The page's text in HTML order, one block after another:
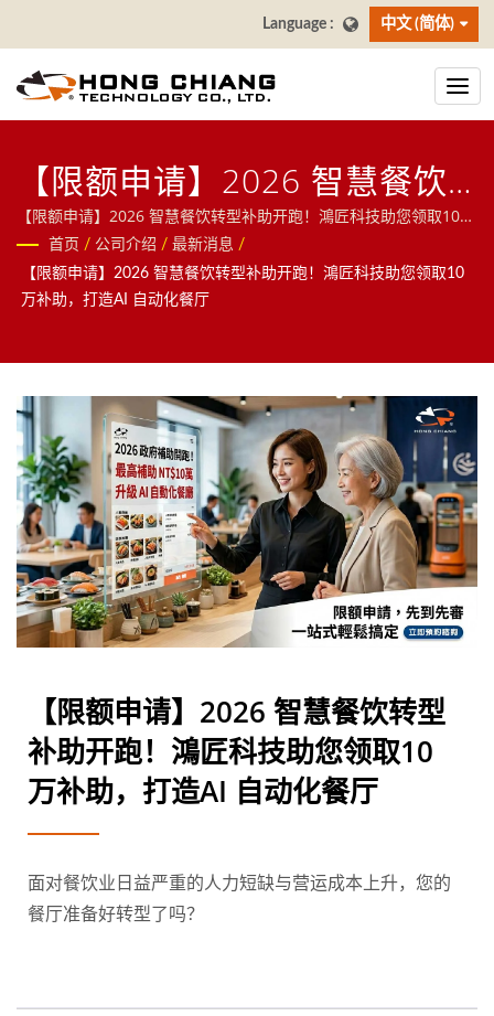
中文 (简体)
【限额申请】2026 智慧餐饮
转型补助开跑！鴻匠科技助您
领取10 万补助，打造AI 自动
化餐厅
【限额申请】2026 智慧餐饮转型补助开跑！鴻匠科技助您领取10
万补助，打造AI 自动化餐厅
首页 / 公司介绍 / 最新消息 /
【限额申请】2026 智慧餐饮转型补助开跑！鴻匠科技助您领取10
万补助，打造AI 自动化餐厅
【限额申请】2026 智慧餐饮转型
补助开跑！鴻匠科技助您领取10
万补助，打造AI 自动化餐厅
面对餐饮业日益严重的人力短缺与营运成本上升，您的
餐厅准备好转型了吗？